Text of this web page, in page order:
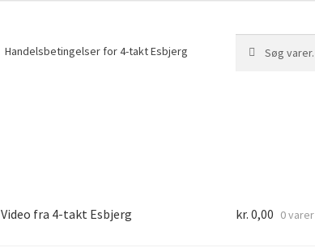
Handelsbetingelser for 4-takt Esbjerg
efter:
Video fra 4-takt Esbjerg kr. 0,00 0 varer